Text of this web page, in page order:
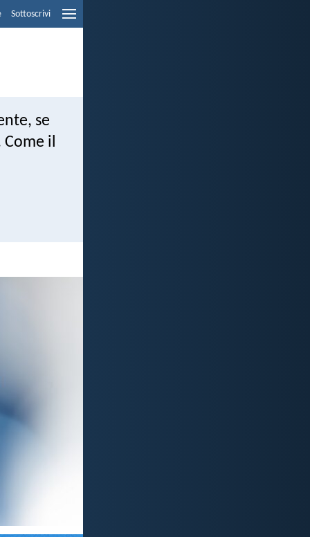
Sottoscrivi
se
il